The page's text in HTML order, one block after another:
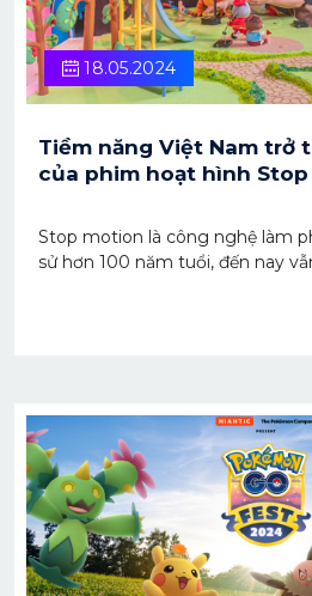
18.05.2024
Tiềm năng Việt Nam trở
của phim hoạt hình
Stop motion là công nghệ làm
sử hơn 100 năm tuổi, đến nay